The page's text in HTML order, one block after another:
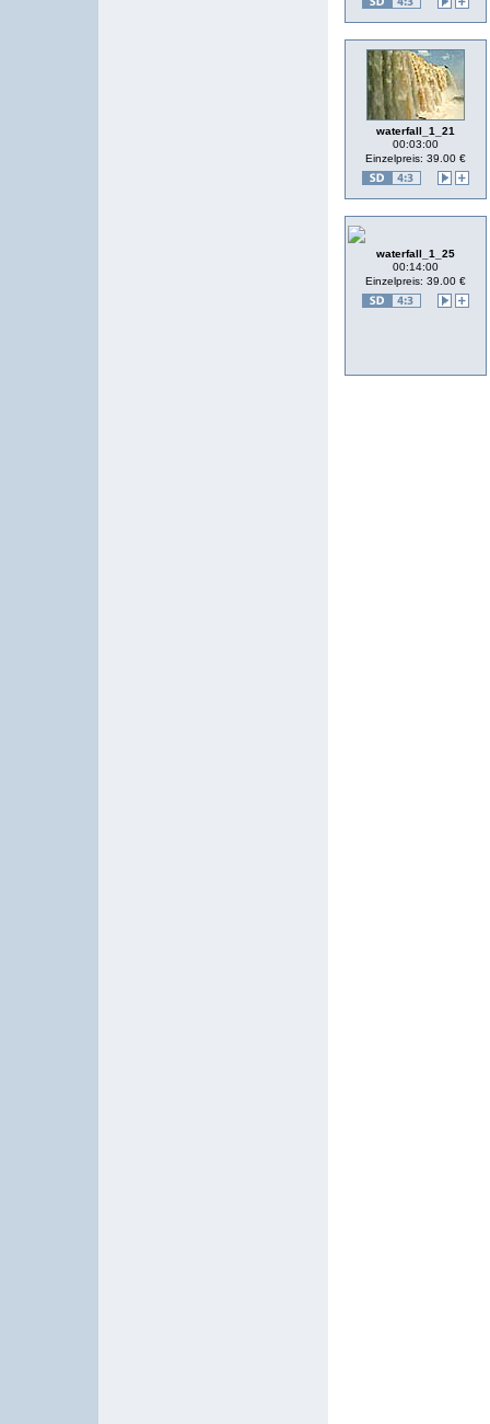
waterfall_1_21
00:03:00
Einzelpreis: 39.00 €
waterfall_1_25
00:14:00
Einzelpreis: 39.00 €